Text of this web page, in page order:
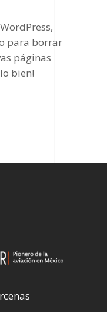
para borrar
páginas
bien!